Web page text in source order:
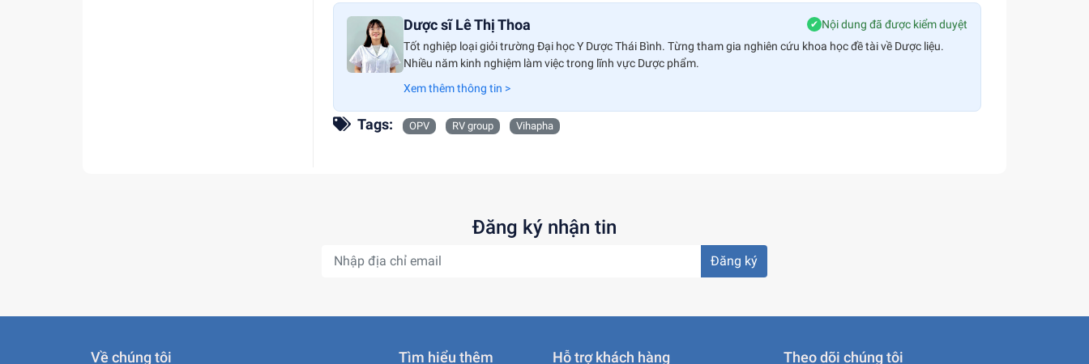
Dược sĩ Lê Thị Thoa ✔ Nội dung đã được kiểm duyệt
Tốt nghiệp loại giỏi trường Đại học Y Dược Thái Bình. Từng tham gia nghiên cứu khoa học đề tài về Dược liệu.
Nhiều năm kinh nghiệm làm việc trong lĩnh vực Dược phẩm.
Xem thêm thông tin >
Tags: OPV RV group Vihapha
Đăng ký nhận tin
Đăng ký
Về chúng tôi Tìm hiểu thêm Hỗ trợ khách hàng Theo dõi chúng tôi